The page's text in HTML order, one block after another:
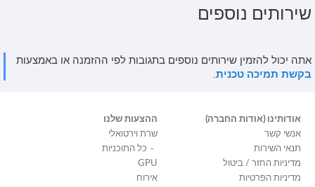
שירותים נוספים
אתה יכול להזמין שירותים נוספים בתגובות לפי ההזמנה או באמצעות
בקשת תמיכה טכנית.
אודותינו (אודות החברה)
אנשי קשר
תנאי השירות
מדיניות החזר / ביטול
מדיניות הפרטיות
ההצעות שלנו
שרת וירטואלי
כל התוכניות
GPU
אירוח